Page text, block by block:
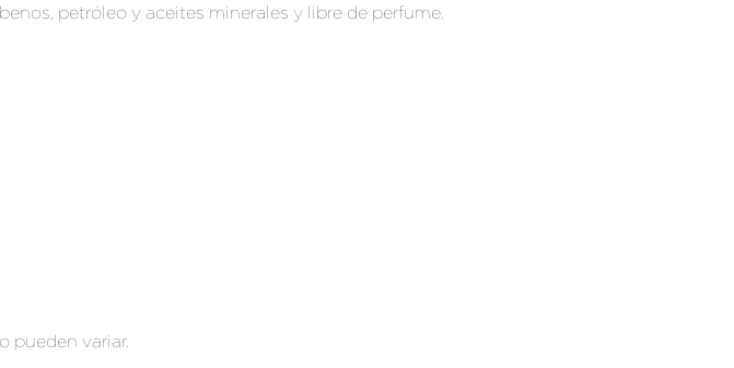
petróleo y aceites minerales y libre de perfume.
pueden variar.